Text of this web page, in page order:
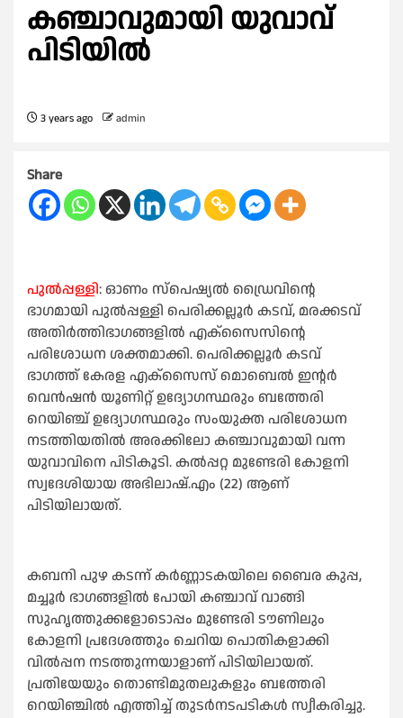
കഞ്ചാവുമായി യുവാവ്
പിടിയില്‍
3 years ago admin
Share
പുല്‍പ്പള്ളി: ഓണം സ്‌പെഷ്യല്‍ ഡ്രൈവിന്റെ
ഭാഗമായി പുല്‍പ്പള്ളി പെരിക്കല്ലൂര്‍ കടവ്, മരക്കടവ്
അതിര്‍ത്തിഭാഗങ്ങളില്‍ എക്‌സൈസിന്റെ
പരിശോധന ശക്തമാക്കി. പെരിക്കല്ലൂര്‍ കടവ്
ഭാഗത്ത് കേരള എക്‌സൈസ് മൊബെല്‍ ഇന്റര്‍
വെന്‍ഷന്‍ യൂണിറ്റ് ഉദ്യോഗസ്ഥരും ബത്തേരി
റെയിഞ്ച് ഉദ്യോഗസ്ഥരും സംയുക്ത പരിശോധന
നടത്തിയതില്‍ അരക്കിലോ കഞ്ചാവുമായി വന്ന
യുവാവിനെ പിടികൂടി. കല്‍പ്പറ്റ മുണ്ടേരി കോളനി
സ്വദേശിയായ അഭിലാഷ്.എം (22) ആണ്
പിടിയിലായത്.
കബനി പുഴ കടന്ന് കര്‍ണ്ണാടകയിലെ ബൈര കുപ്പ,
മച്ചൂര്‍ ഭാഗങ്ങളില്‍ പോയി കഞ്ചാവ് വാങ്ങി
സുഹൃത്തുക്കളോടൊപ്പം മുണ്ടേരി ടൗണിലും
കോളനി പ്രദേശത്തും ചെറിയ പൊതികളാക്കി
വില്‍പ്പന നടത്തുന്നയാളാണ് പിടിയിലായത്.
പ്രതിയേയും തൊണ്ടിമുതലുകളും ബത്തേരി
റെയിഞ്ചില്‍ എത്തിച്ച് തുടര്‍നടപടികള്‍ സ്വീകരിച്ചു.